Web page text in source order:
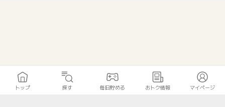
トップ 探す 毎日貯める おトク情報 マイページ